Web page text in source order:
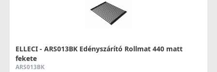
ELLECI - Csaptelep Fold Matt fekete
ELLECI - ARS013BK Edényszárító Rollmat 440 matt
fekete
ARS013BK